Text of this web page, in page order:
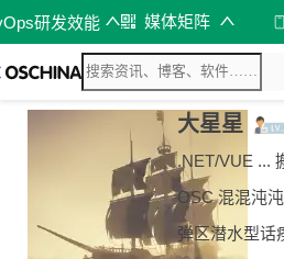
研发效能 媒体矩阵
大星星
.NET/VUE ...
OSC 混混沌
弹区潜水型话